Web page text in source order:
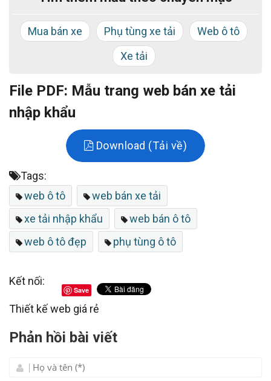
Mua bán xe Phụ tùng xe tải
Web ô tô
Xe tải
File PDF: Mẫu trang web bán xe tải
nhập khẩu
Download (Tải về)
Tags:
web ô tô
web bán xe tải
xe tải nhập khẩu
web bán ô tô
web ô tô đẹp
phụ tùng ô tô
Kết nối:
Save
Thiết kế web giá rẻ
Phản hồi bài viết